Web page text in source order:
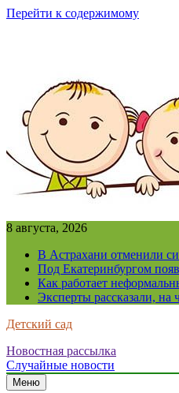
Перейти к содержимому
8 августа, 2026
В Астрахани отменили
Под Екатеринбургом
Как работает
Эксперты рассказали, на
Детский сад
Новостная рассылка
Случайные новости
Меню